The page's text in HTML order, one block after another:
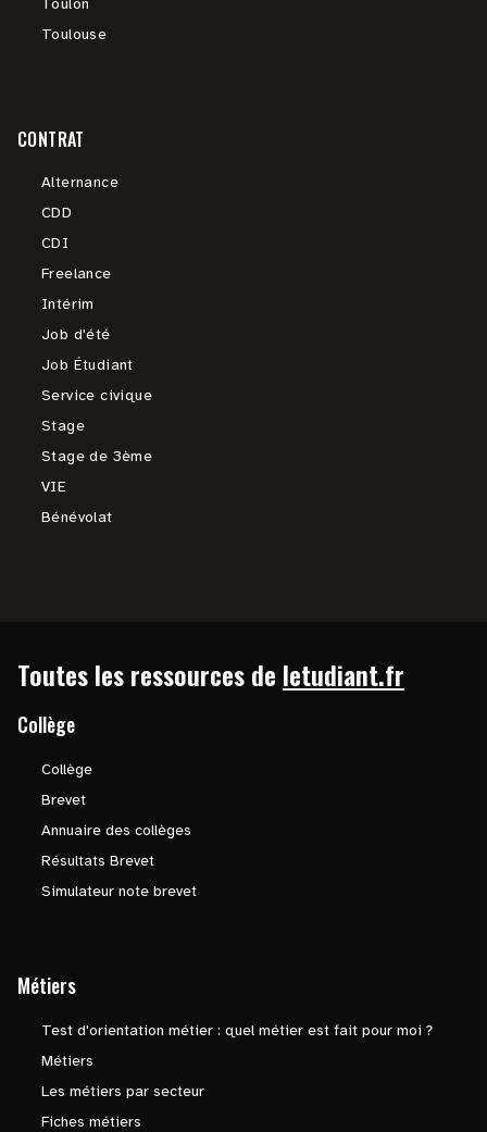
Toulon
Toulouse
CONTRAT
Alternance
CDD
CDI
Freelance
Intérim
Job d'été
Job Étudiant
Service civique
Stage
Stage de 3ème
VIE
Bénévolat
Toutes les ressources de letudiant.fr
Collège
Collège
Brevet
Annuaire des collèges
Résultats Brevet
Simulateur note brevet
Métiers
Test d'orientation métier : quel métier est fait pour moi ?
Métiers
Les métiers par secteur
Fiches métiers